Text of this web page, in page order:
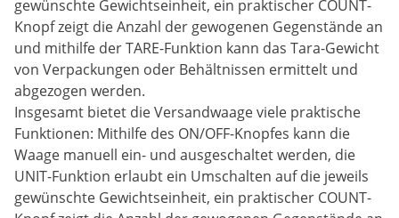
gewünschte Gewichtseinheit, ein praktischer COUNT-
Knopf zeigt die Anzahl der gewogenen Gegenstände an
und mithilfe der TARE-Funktion kann das Tara-Gewicht
von Verpackungen oder Behältnissen ermittelt und
abgezogen werden.
Insgesamt bietet die Versandwaage viele praktische
Funktionen: Mithilfe des ON/OFF-Knopfes kann die
Waage manuell ein- und ausgeschaltet werden, die
UNIT-Funktion erlaubt ein Umschalten auf die jeweils
gewünschte Gewichtseinheit, ein praktischer COUNT-